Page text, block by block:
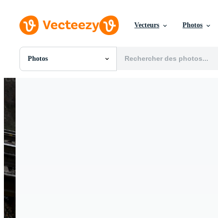
Vecteurs Photos
Photos
Toutes Images